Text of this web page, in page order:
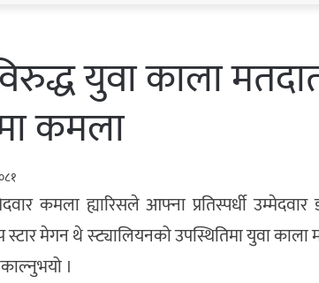
युवा काला
कमला
कमला ह्यारिसले आफ्ना प्रतिस्पर्धी उम्मेदवार
स्टार मेगन थे स्ट्यालियनको उपस्थितिमा युवा
।